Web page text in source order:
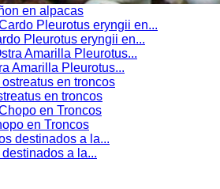
en alpacas
Pleurotus eryngii en...
Amarilla Pleurotus...
en troncos
en Troncos
a la...